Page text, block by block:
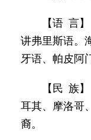
【语 言
讲弗里斯语。
牙语、帕皮阿
【民 族
耳其、摩洛哥
裔。